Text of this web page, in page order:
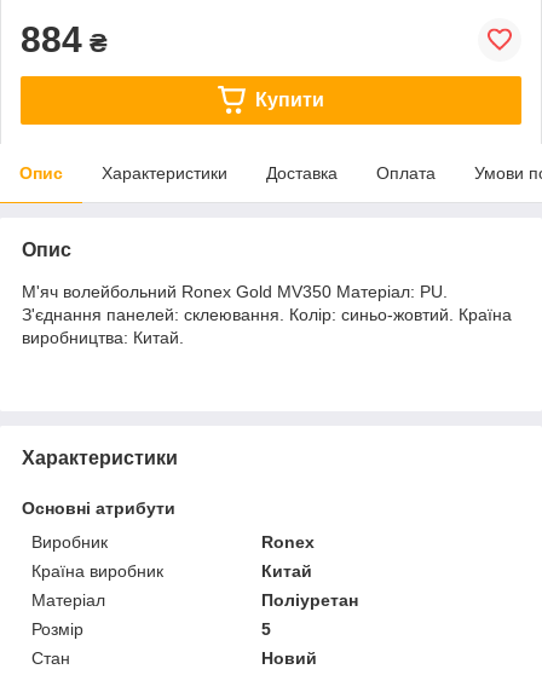
884 ₴
Купити
Опис Характеристики Доставка Оплата Умови
Опис
М'яч волейбольний Ronex Gold MV350 Матеріал: PU.
З'єднання панелей: склеювання. Колір: синьо-жовтий. Країна
виробництва: Китай.
Характеристики
Основні атрибути
Виробник
Ronex
Країна виробник
Китай
Матеріал
Поліуретан
Розмір
5
Стан
Новий